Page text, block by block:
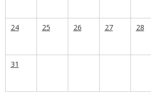
24 25 26 27 28
31